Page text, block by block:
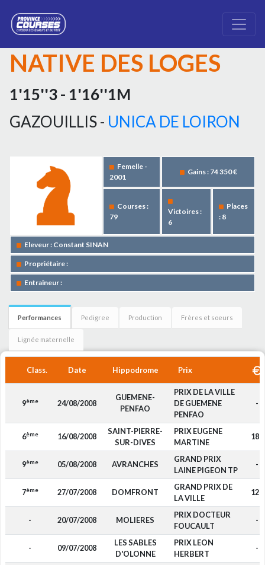
NATIVE DES LOGES
1'15''3 - 1'16''1M
GAZOUILLIS - UNICA DE LOIRON
Femelle -
2001
Gains : 74 350 €
Courses :
79
Victoires :
6
Places
: 8
Eleveur : Constant SINAN
Propriétaire :
Entraîneur :
Performances Pedigree Production Frères et soeurs
Lignée maternelle
Class. Date Hippodrome Prix
9ème 24/08/2008
GUEMENE-
PENFAO
PRIX DE LA VILLE
DE GUEMENE
PENFAO
-
6ème 16/08/2008
SAINT-PIERRE-
SUR-DIVES
PRIX EUGENE
MARTINE
180
9ème 05/08/2008 AVRANCHES
GRAND PRIX
LAINE PIGEON TP
-
7ème 27/07/2008 DOMFRONT
GRAND PRIX DE
LA VILLE
120
- 20/07/2008 MOLIERES
PRIX DOCTEUR
FOUCAULT
-
- 09/07/2008
LES SABLES
D'OLONNE
PRIX LEON
HERBERT
-